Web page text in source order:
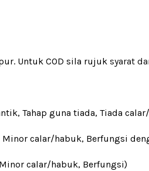
Untuk COD sila rujuk syarat
Tahap guna tiada, Tiada
Minor calar/habuk, Berfungsi
calar/habuk, Berfungsi)